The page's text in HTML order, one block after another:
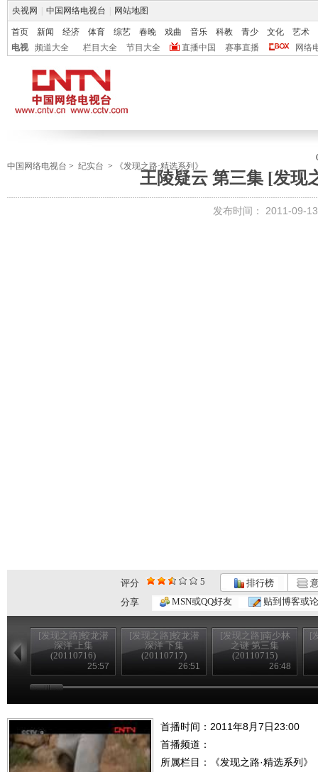
央视网 中国网络电视台 网站地图
首页 新闻 经济 体育 综艺 春晚 戏曲 音乐 科教 青少 文化
艺术
电视
频道大全 栏目大全 节目大全 直播中国 赛事直播 网络
中国网络电视台 > 纪实台 > 《发现之路·精选系列》
王陵疑云 第三集 [发现
发布时间： 2011-09-
评分 5 排行榜
分享
MSN或QQ好友 贴到博客或
[发现之路]蛟龙潜
深洋 上集
(20110716)
25:57
[发现之路]蛟龙潜
深洋 下集
(20110717)
26:51
[发现之路]南少林
之谜 第三集
(20110715)
26:48
[
首播时间：2011年8月7日23:00
首播频道：
所属栏目：
《发现之路·精选系列》